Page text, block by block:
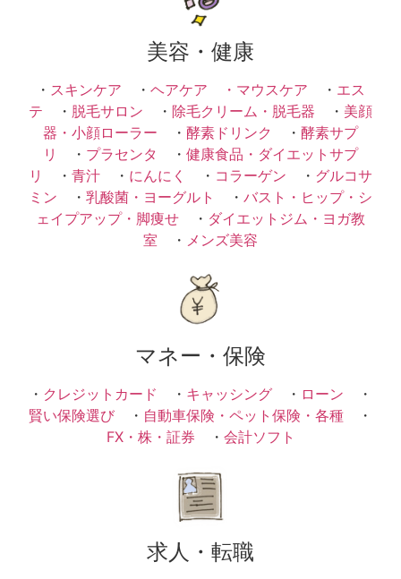
美容・健康
・ スキンケア ・ ヘアケア ・ マウスケア ・ エス
テ ・ 脱毛サロン ・ 除毛クリーム・脱毛器 ・ 美顔
器・小顔ローラー ・ 酵素ドリンク ・ 酵素サプ
リ
・ プラセンタ ・ 健康食品・ダイエットサプ
リ
・ 青汁 ・ にんにく ・ コラーゲン ・ グルコサ
ミン ・ 乳酸菌・ヨーグルト ・ バスト・ヒップ・シ
ェイプアップ・脚痩せ ・ ダイエットジム・ヨガ教
室 ・ メンズ美容
マネー・保険
・ クレジットカード ・ キャッシング ・ ローン ・
賢い保険選び ・ 自動車保険・ペット保険・各種 ・
FX・株・証券 ・ 会計ソフト
求人・転職